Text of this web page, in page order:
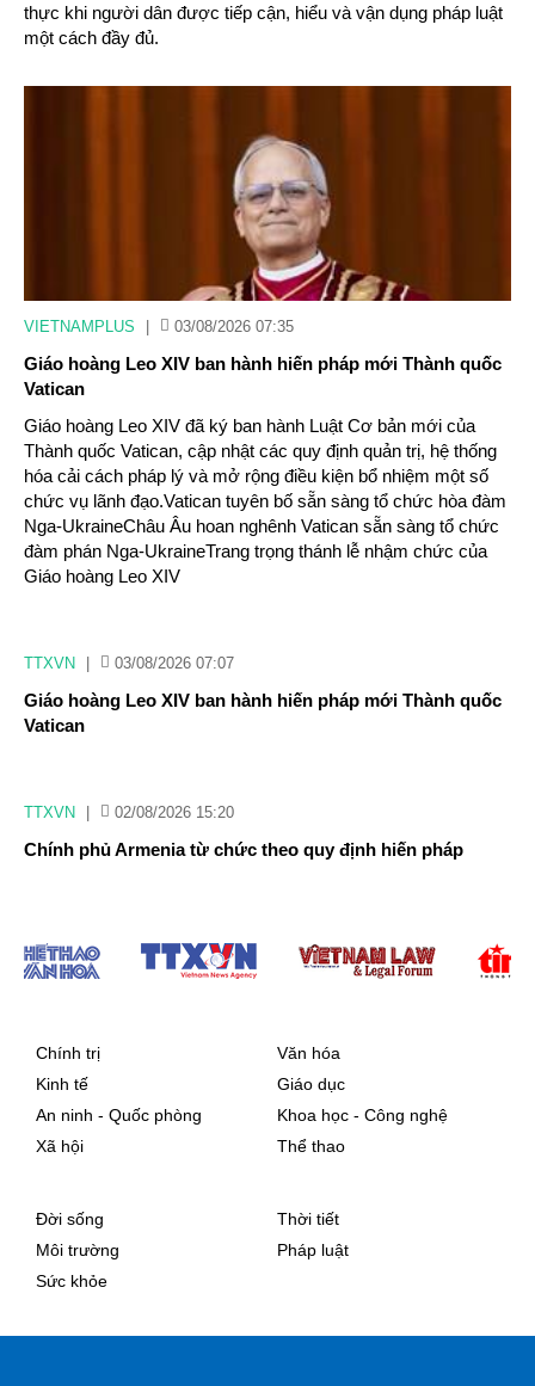
thực khi người dân được tiếp cận, hiểu và vận dụng pháp luật
một cách đầy đủ.
VIETNAMPLUS 03/08/2026 07:35
Giáo hoàng Leo XIV ban hành hiến pháp mới Thành quốc
Vatican
Giáo hoàng Leo XIV đã ký ban hành Luật Cơ bản mới của
Thành quốc Vatican, cập nhật các quy định quản trị, hệ thống
hóa cải cách pháp lý và mở rộng điều kiện bổ nhiệm một số
chức vụ lãnh đạo.Vatican tuyên bố sẵn sàng tổ chức hòa đàm
Nga-UkraineChâu Âu hoan nghênh Vatican sẵn sàng tổ chức
đàm phán Nga-UkraineTrang trọng thánh lễ nhậm chức của
Giáo hoàng Leo XIV
TTXVN 03/08/2026 07:07
Giáo hoàng Leo XIV ban hành hiến pháp mới Thành quốc
Vatican
TTXVN 02/08/2026 15:20
Chính phủ Armenia từ chức theo quy định hiến pháp
Chính trị
Kinh tế
An ninh - Quốc phòng
Xã hội
Văn hóa
Giáo dục
Khoa học - Công nghệ
Thể thao
Đời sống
Môi trường
Sức khỏe
Thời tiết
Pháp luật